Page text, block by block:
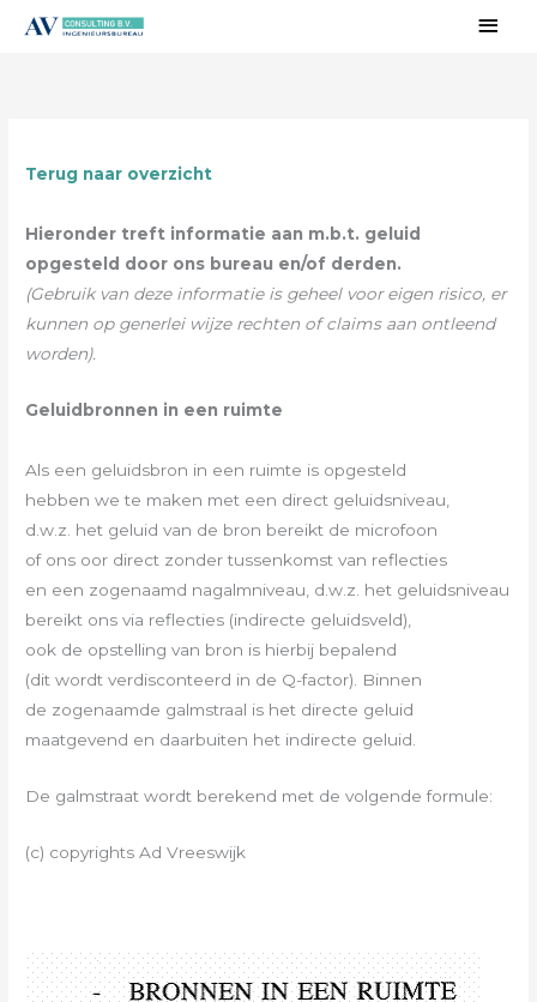
Terug naar overzicht
Hieronder treft informatie aan m.b.t. geluid
opgesteld door ons bureau en/of derden.
(Gebruik van deze informatie is geheel voor eigen risico, er
kunnen op generlei wijze rechten of claims aan ontleend
worden).
Geluidbronnen in een ruimte
Als een geluidsbron in een ruimte is opgesteld
hebben we te maken met een direct geluidsniveau,
d.w.z. het geluid van de bron bereikt de microfoon
of ons oor direct zonder tussenkomst van reflecties
en een zogenaamd nagalmniveau, d.w.z. het geluidsniveau
bereikt ons via reflecties (indirecte geluidsveld),
ook de opstelling van bron is hierbij bepalend
(dit wordt verdisconteerd in de Q-factor). Binnen
de zogenaamde galmstraal is het directe geluid
maatgevend en daarbuiten het indirecte geluid.
De galmstraat wordt berekend met de volgende formule:
(c) copyrights Ad Vreeswijk